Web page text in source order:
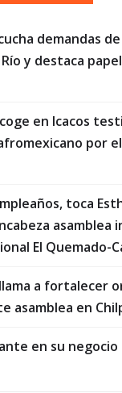
demandas
y destaca
en Icacos
por
toca
asamblea
El Quemado-
a fortalecer
asamblea en
en su